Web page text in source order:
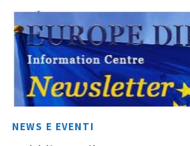
NEWS E EVENTI